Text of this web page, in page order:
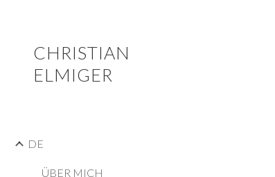
CHRISTIAN
ELMIGER
DE
ÜBER MICH